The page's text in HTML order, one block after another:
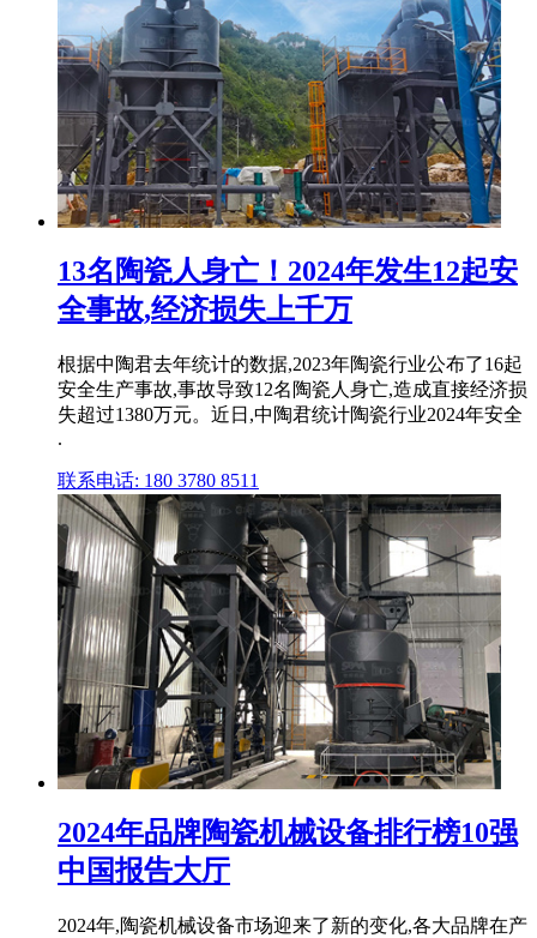
13名陶瓷人身亡！2024年发生12起安
全事故,经济损失上千万
根据中陶君去年统计的数据,2023年陶瓷行业公布了16起
安全生产事故,事故导致12名陶瓷人身亡,造成直接经济损
失超过1380万元。近日,中陶君统计陶瓷行业2024年安全
.
联系电话: 180 3780 8511
2024年品牌陶瓷机械设备排行榜10强
中国报告大厅
2024年,陶瓷机械设备市场迎来了新的变化,各大品牌在产